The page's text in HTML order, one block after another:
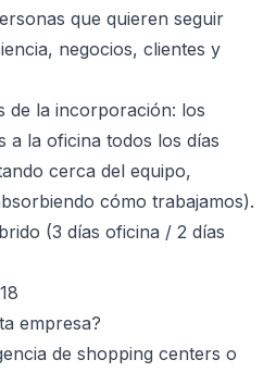
que quieren seguir
negocios, clientes y
de la incorporación: los
a la oficina todos los días
cerca del equipo,
cómo trabajamos).
(3 días oficina / 2 días
empresa?
de shopping centers o